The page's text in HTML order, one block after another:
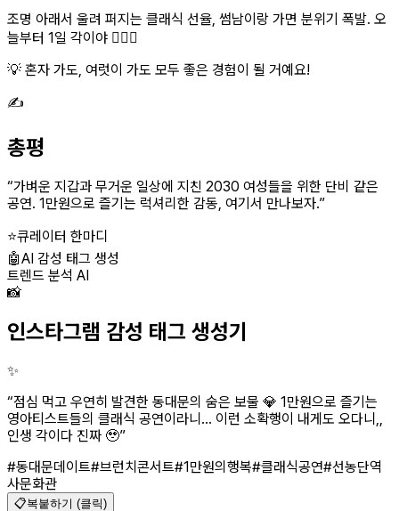
조명 아래서 울려 퍼지는 클래식 선율, 썸남이랑 가면 분위기 폭발. 오
늘부터 1일 각이야 👩‍❤️‍👨
💡 혼자 가도, 여럿이 가도 모두 좋은 경험이 될 거예요!
✍️
총평
“가벼운 지갑과 무거운 일상에 지친 2030 여성들을 위한 단비 같은
공연. 1만원으로 즐기는 럭셔리한 감동, 여기서 만나보자.”
⭐큐레이터 한마디
🤖AI 감성 태그 생성
트렌드 분석 AI
📸
인스타그램 감성 태그 생성기
✨
“점심 먹고 우연히 발견한 동대문의 숨은 보물 💎 1만원으로 즐기는
영아티스트들의 클래식 공연이라니... 이런 소확행이 내게도 오다니,,
인생 각이다 진짜 🥹”
#동대문데이트#브런치콘서트#1만원의행복#클래식공연#선농단역
사문화관
📋복붙하기 (클릭)